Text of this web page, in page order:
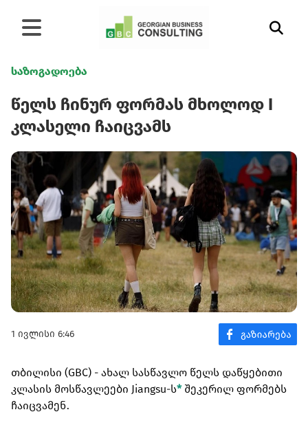
საზოგადოება
წელს ჩინურ ფორმას მხოლოდ I
კლასელი ჩაიცვამს
1 ივლისი 6:46
თბილისი (GBC) - ახალ სასწავლო წელს დაწყებითი
კლასის მოსწავლეები Jiangsu-ს* შეკერილ ფორმებს
ჩაიცვამენ.